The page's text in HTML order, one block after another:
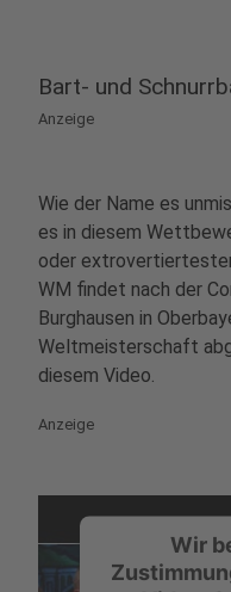
Bart- und
Anzeige
Wie der Name es
es in diesem
oder
WM findet nach der
Burghausen in
Weltmeisterschaft
diesem Video.
Anzeige
Wir